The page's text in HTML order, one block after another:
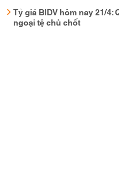
Tỷ giá BIDV hôm nay 21/4:
ngoại tệ chủ chốt